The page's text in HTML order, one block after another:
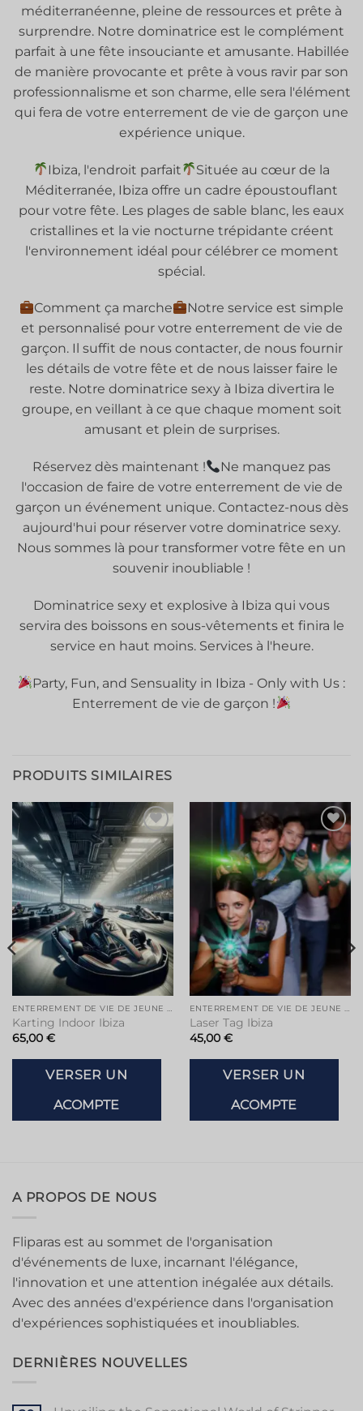
méditerranéenne, pleine de ressources et prête à
surprendre. Notre dominatrice est le complément
parfait à une fête insouciante et amusante. Habillée
de manière provocante et prête à vous ravir par son
professionnalisme et son charme, elle sera l'élément
qui fera de votre enterrement de vie de garçon une
expérience unique.
Ibiza, l'endroit parfait
Située au cœur de la
Méditerranée, Ibiza offre un cadre époustouflant
pour votre fête. Les plages de sable blanc, les eaux
cristallines et la vie nocturne trépidante créent
l'environnement idéal pour célébrer ce moment
spécial.
Comment ça marche
Notre service est simple
et personnalisé pour votre enterrement de vie de
garçon. Il suffit de nous contacter, de nous fournir
les détails de votre fête et de nous laisser faire le
reste. Notre dominatrice sexy à Ibiza divertira le
groupe, en veillant à ce que chaque moment soit
amusant et plein de surprises.
Réservez dès maintenant !
Ne manquez pas
l'occasion de faire de votre enterrement de vie de
garçon un événement unique. Contactez-nous dès
aujourd'hui pour réserver votre dominatrice sexy.
Nous sommes là pour transformer votre fête en un
souvenir inoubliable !
Dominatrice sexy et explosive à Ibiza qui vous
servira des boissons en sous-vêtements et finira le
service en haut moins. Services à l'heure.
Party, Fun, and Sensuality in Ibiza - Only with Us :
Enterrement de vie de garçon !
PRODUITS SIMILAIRES
Ajouter
à la liste
de
souhaits
ENTERREMENT DE VIE DE JEUNE FILLE À IBIZA
Karting Indoor Ibiza
65,00 €
VERSER UN
ACOMPTE
Ajouter
à la liste
de
souhaits
ENTERREMENT DE VIE DE JEUNE FILLE À IBIZA
Laser Tag Ibiza
45,00 €
VERSER UN
ACOMPTE
A PROPOS DE NOUS
Fliparas est au sommet de l'organisation
d'événements de luxe, incarnant l'élégance,
l'innovation et une attention inégalée aux détails.
Avec des années d'expérience dans l'organisation
d'expériences sophistiquées et inoubliables.
DERNIÈRES NOUVELLES